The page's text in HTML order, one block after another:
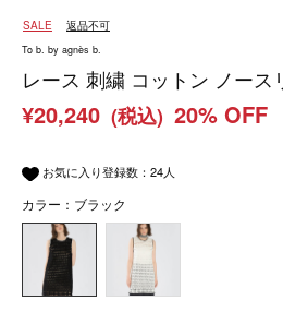
SALE 返品不可
To b. by agnès b.
レース 刺繍 コットン ノース
¥20,240 (税込) 20% OFF
お気に入り登録数： 24人
カラー：ブラック